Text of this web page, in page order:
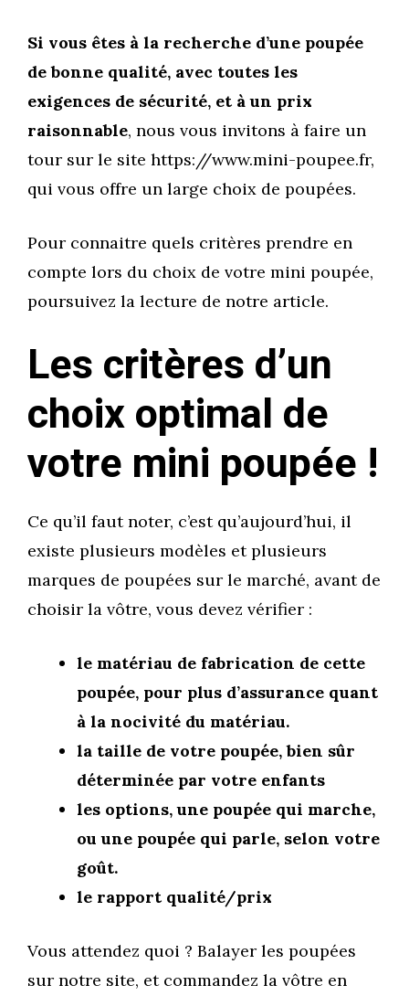
Si vous êtes à la recherche d’une poupée
de bonne qualité, avec toutes les
exigences de sécurité, et à un prix
raisonnable, nous vous invitons à faire un
tour sur le site https://www.mini-poupee.fr,
qui vous offre un large choix de poupées.
Pour connaitre quels critères prendre en
compte lors du choix de votre mini poupée,
poursuivez la lecture de notre article.
Les critères d’un
choix optimal de
votre mini poupée !
Ce qu’il faut noter, c’est qu’aujourd’hui, il
existe plusieurs modèles et plusieurs
marques de poupées sur le marché, avant de
choisir la vôtre, vous devez vérifier :
le matériau de fabrication de cette
poupée, pour plus d’assurance quant
à la nocivité du matériau.
la taille de votre poupée, bien sûr
déterminée par votre enfants
les options, une poupée qui marche,
ou une poupée qui parle, selon votre
goût.
le rapport qualité/prix
Vous attendez quoi ? Balayer les poupées
sur notre site, et commandez la vôtre en